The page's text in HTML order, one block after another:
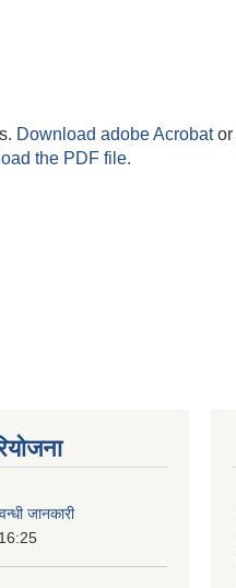
Download adobe Acrobator
the PDF file.
जानकारी